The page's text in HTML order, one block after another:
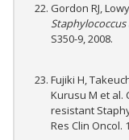
Gordon RJ,
Staphylococcus
S350-9, 2008.
Fujiki H,
Kurusu M et al.
resistant
Res Clin Oncol.